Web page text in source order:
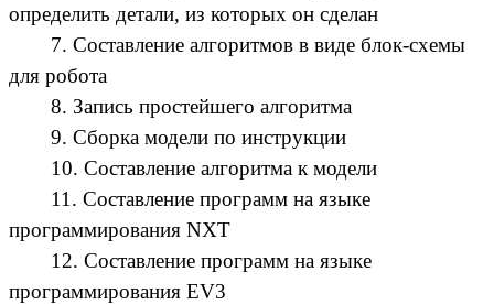
определить детали, из которых он сделан
7. Составление алгоритмов в виде блок-схемы
для робота
8. Запись простейшего алгоритма
9. Сборка модели по инструкции
10. Составление алгоритма к модели
11. Составление программ на языке
программирования NXT
12. Составление программ на языке
программирования EV3